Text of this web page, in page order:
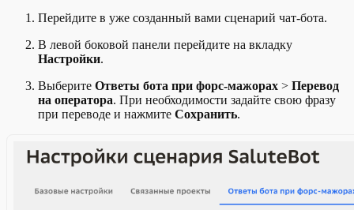
Перейдите в уже созданный вами сценарий чат-бота.
В левой боковой панели перейдите на вкладку
Настройки.
Выберите Ответы бота при форс-мажорах > Перевод
на оператора. При необходимости задайте свою фразу
при переводе и нажмите Сохранить.